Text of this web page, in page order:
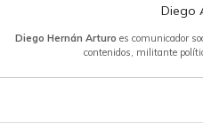
Diego
Diego Hernán Arturo es comunicador
contenidos, militante